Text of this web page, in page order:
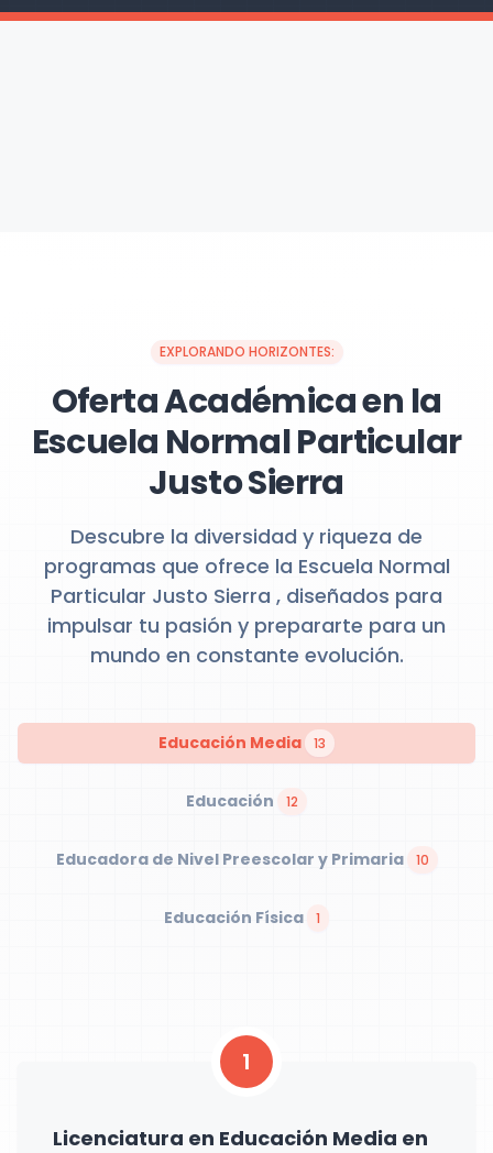
EXPLORANDO HORIZONTES:
Oferta Académica en la
Escuela Normal Particular
Justo Sierra
Descubre la diversidad y riqueza de
programas que ofrece la Escuela Normal
Particular Justo Sierra , diseñados para
impulsar tu pasión y prepararte para un
mundo en constante evolución.
Educación Media 13
Educación 12
Educadora de Nivel Preescolar y Primaria 10
Educación Física 1
1
Licenciatura en Educación Media en